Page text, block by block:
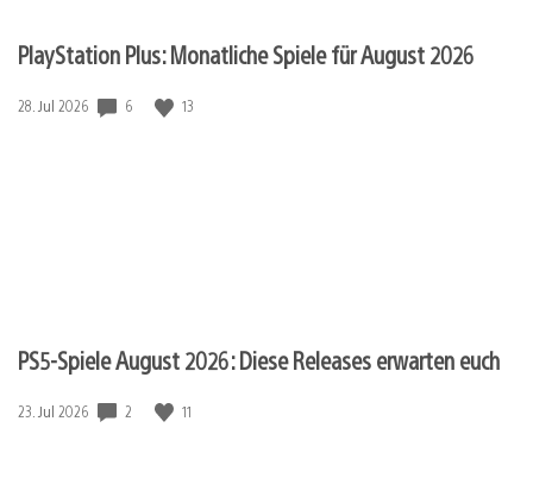
PlayStation Plus: Monatliche Spiele für August 2026
Veröffentlichungsdatum:
28. Jul 2026 6 13
PS5-Spiele August 2026: Diese Releases erwarten euch
Veröffentlichungsdatum:
23. Jul 2026 2 11